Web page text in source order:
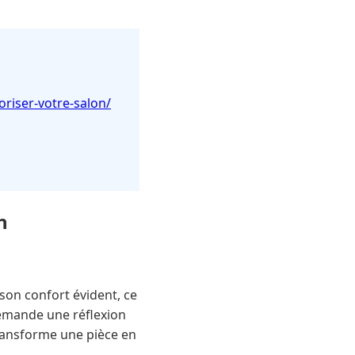
votre-salon/
confort évident, ce
une réflexion
une pièce en